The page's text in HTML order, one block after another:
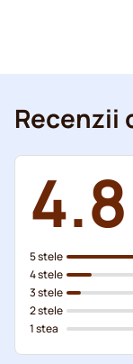
Recenzii
4.8
5 stele
4 stele
3 stele
2 stele
1 stea